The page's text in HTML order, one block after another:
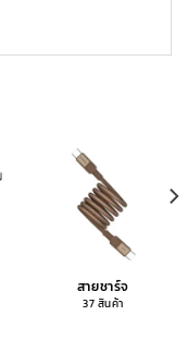
สายชาร์จ
37 สินค้า